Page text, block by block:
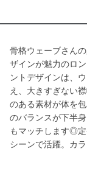
骨格ウェーブさん
ザインが魅力のロ
ントデザインは、
え、大きすぎない
のある素材が体を
のバランスが下半
もマッチします◎
シーンで活躍。カ